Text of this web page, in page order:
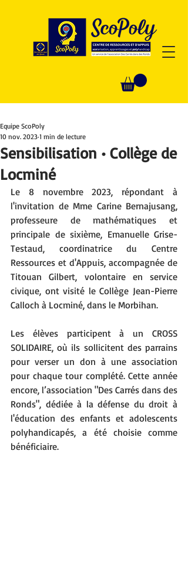
Sensibilisation • Collège de
Locminé
Equipe ScoPoly
10 nov. 2023 1 min de lecture
Le 8 novembre 2023, répondant à
l'invitation de Mme Carine Bernajusang,
professeure de mathématiques et
principale de sixième, Emanuelle Grise-
Testaud, coordinatrice du Centre
Ressources et d'Appuis, accompagnée de
Titouan Gilbert, volontaire en service
civique, ont visité le Collège Jean-Pierre
Calloch à Locminé, dans le Morbihan.
Les élèves participent à un CROSS
SOLIDAIRE, où ils sollicitent des parrains
pour verser un don à une association
pour chaque tour complété. Cette année
encore, l’association "Des Carrés dans des
Ronds", dédiée à la défense du droit à
l'éducation des enfants et adolescents
polyhandicapés, a été choisie comme
bénéficiaire.